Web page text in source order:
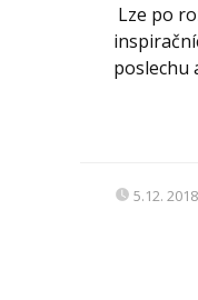
Lze po
poslechu
5.12. 2018